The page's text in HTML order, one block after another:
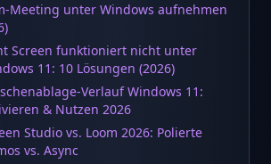
Meeting unter Windows aufnehmen
Screen funktioniert nicht unter
11: 10 Lösungen (2026)
Verlauf Windows 11:
& Nutzen 2026
Studio vs. Loom 2026: Polierte
vs. Async